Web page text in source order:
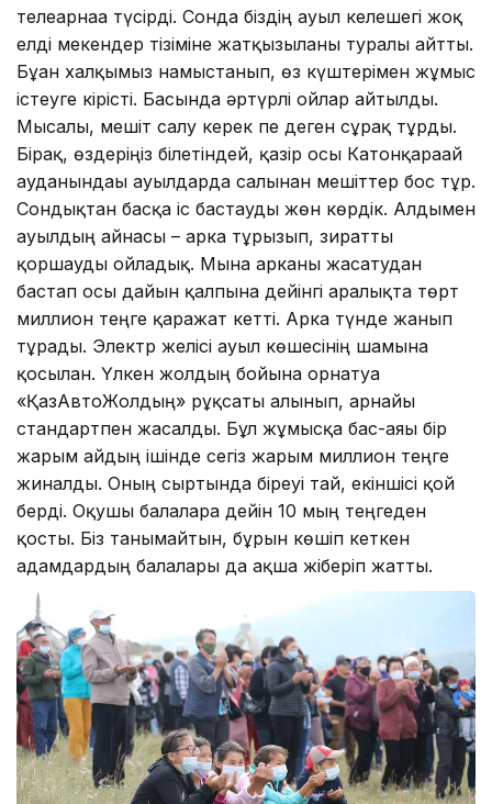
телеарнаға түсірді. Сонда біздің ауыл келешегі жоқ
елді мекендер тізіміне жатқызылғаны туралы айтты.
Бұған халқымыз намыстанып, өз күштерімен жұмыс
істеуге кірісті. Басында әртүрлі ойлар айтылды.
Мысалы, мешіт салу керек пе деген сұрақ тұрды.
Бірақ, өздеріңіз білетіндей, қазір осы Катонқарағай
ауданындағы ауылдарда салынған мешіттер бос тұр.
Сондықтан басқа іс бастауды жөн көрдік. Алдымен
ауылдың айнасы – арка тұрғызып, зиратты
қоршауды ойладық. Мына арканы жасатудан
бастап осы дайын қалпына дейінгі аралықта төрт
миллион теңге қаражат кетті. Арка түнде жанып
тұрады. Электр желісі ауыл көшесінің шамына
қосылған. Үлкен жолдың бойына орнатуға
«ҚазАвтоЖолдың» рұқсаты алынып, арнайы
стандартпен жасалды. Бұл жұмысқа бас-аяғы бір
жарым айдың ішінде сегіз жарым миллион теңге
жиналды. Оның сыртында біреуі тай, екіншісі қой
берді. Оқушы балаларға дейін 10 мың теңгеден
қосты. Біз танымайтын, бұрын көшіп кеткен
адамдардың балалары да ақша жіберіп жатты.